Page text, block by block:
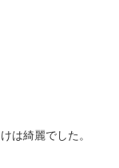
は綺麗でした。